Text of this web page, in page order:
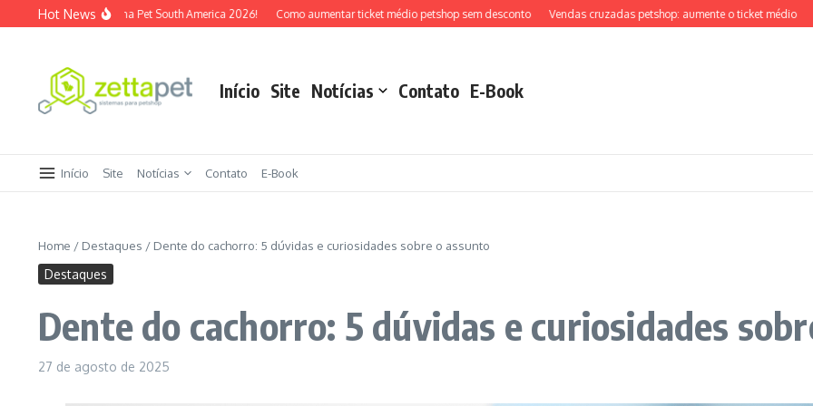
Ir para o conteúdo
Hot News
ZettaPet estará na Pet South America 2026! Como aumentar ticket médio petshop sem desconto Vendas cruzadas petshop: aumente o ticket médio
Início Site Notícias Contato E-Book
Início Site Notícias Contato E-Book
Home / Destaques / Dente do cachorro: 5 dúvidas e curiosidades sobre o assunto
Destaques
Dente do cachorro: 5 dúvidas e curiosidades
27 de agosto de 2025